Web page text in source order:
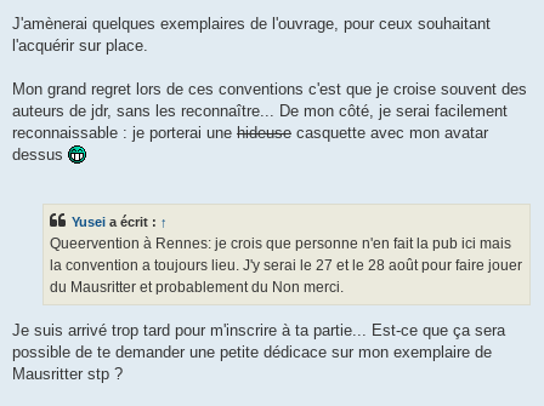
J'amènerai quelques exemplaires de l'ouvrage, pour ceux souhaitant
l'acquérir sur place.
Mon grand regret lors de ces conventions c'est que je croise souvent des
auteurs de jdr, sans les reconnaître... De mon côté, je serai facilement
reconnaissable : je porterai une hideuse casquette avec mon avatar
dessus
Yusei a écrit : ↑
Queervention à Rennes: je crois que personne n'en fait la pub ici mais
la convention a toujours lieu. J'y serai le 27 et le 28 août pour faire jouer
du Mausritter et probablement du Non merci.
Je suis arrivé trop tard pour m'inscrire à ta partie... Est-ce que ça sera
possible de te demander une petite dédicace sur mon exemplaire de
Mausritter stp ?